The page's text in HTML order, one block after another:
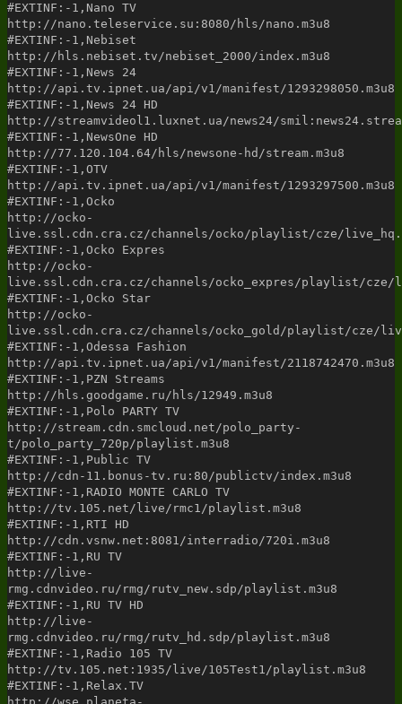
#EXTINF:-1,Nano TV
http://nano.teleservice.su:8080/hls/nano.m3u8
#EXTINF:-1,Nebiset
http://hls.nebiset.tv/nebiset_2000/index.m3u8
#EXTINF:-1,News 24
http://api.tv.ipnet.ua/api/v1/manifest/1293298050.m3u8
#EXTINF:-1,News 24 HD
http://streamvideol1.luxnet.ua/news24/
#EXTINF:-1,NewsOne HD
http://77.120.104.64/hls/newsone-hd/stream.m3u8
#EXTINF:-1,OTV
http://api.tv.ipnet.ua/api/v1/manifest/1293297500.m3u8
#EXTINF:-1,Ocko
http://ocko-
live.ssl.cdn.cra.cz/channels/ocko/playlist/cze/
#EXTINF:-1,Ocko Expres
http://ocko-
live.ssl.cdn.cra.cz/channels/ocko_expres/playlist/cze/
#EXTINF:-1,Ocko Star
http://ocko-
live.ssl.cdn.cra.cz/channels/ocko_gold/playlist/cze/
#EXTINF:-1,Odessa Fashion
http://api.tv.ipnet.ua/api/v1/manifest/2118742470.m3u8
#EXTINF:-1,PZN Streams
http://hls.goodgame.ru/hls/12949.m3u8
#EXTINF:-1,Polo PARTY TV
http://stream.cdn.smcloud.net/polo_party-
t/polo_party_720p/playlist.m3u8
#EXTINF:-1,Public TV
http://cdn-11.bonus-tv.ru:80/publictv/index.m3u8
#EXTINF:-1,RADIO MONTE CARLO TV
http://tv.105.net/live/rmc1/playlist.m3u8
#EXTINF:-1,RTI HD
http://cdn.vsnw.net:8081/interradio/720i.m3u8
#EXTINF:-1,RU TV
http://live-
rmg.cdnvideo.ru/rmg/rutv_new.sdp/playlist.m3u8
#EXTINF:-1,RU TV HD
http://live-
rmg.cdnvideo.ru/rmg/rutv_hd.sdp/playlist.m3u8
#EXTINF:-1,Radio 105 TV
http://tv.105.net:1935/live/105Test1/playlist.m3u8
#EXTINF:-1,Relax.TV